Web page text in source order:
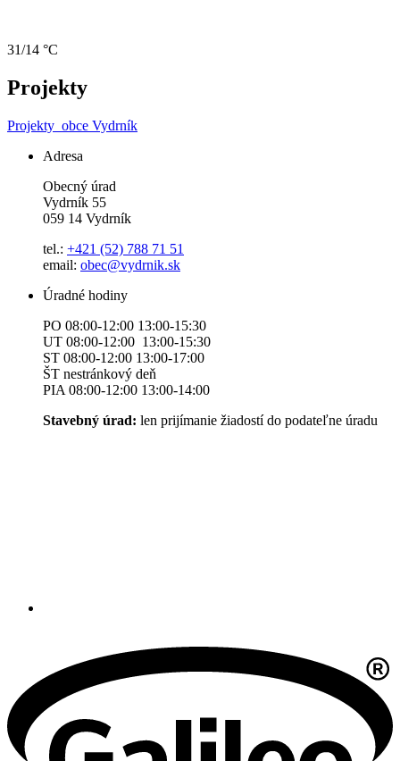
31/14 °C
Projekty
Projekty obce Vydrník
Adresa
Obecný úrad
Vydrník 55
059 14 Vydrník
tel.: +421 (52) 788 71 51
email: obec@vydrnik.sk
Úradné hodiny
PO 08:00-12:00 13:00-15:30
UT 08:00-12:00 13:00-15:30
ST 08:00-12:00 13:00-17:00
ŠT nestránkový deň
PIA 08:00-12:00 13:00-14:00
Stavebný úrad: len prijímanie žiadostí do podateľne úradu